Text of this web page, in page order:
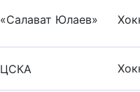
«Салават Юлаев»
ЦСКА